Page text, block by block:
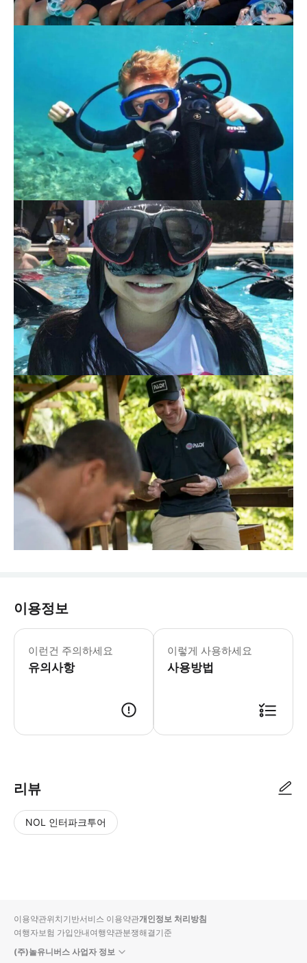
이용정보
이런건 주의하세요
유의사항
이렇게 사용하세요
사용방법
리뷰
NOL 인터파크투어
입니
다.
순
상
이용약관위치기반서비스 이용약관개인정보 처리방침
여행자보험 가입안내여행약관분쟁해결기준
(주)놀유니버스 사업자 정보